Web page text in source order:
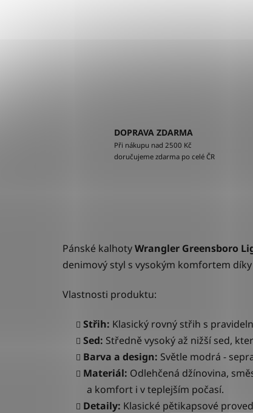
DOPRAVA ZDARMA
Při nákupu nad 2500 Kč
doručujeme zdarma po celé ČR
Pánské kalhotyWrangler Greensboro
denimový styl s vysokým komfortem
Vlastnosti produktu:
Střih: Klasický rovný střih s
Sed: Středně vysoký až nižší sed,
Barva a design: Světle modrá -
Materiál: Odlehčená džínovina,
a komfort i v teplejším počasí.
Detaily: Klasické pětikapsové